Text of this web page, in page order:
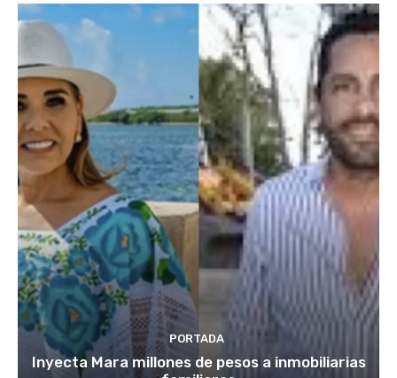
PORTADA
Inyecta Mara millones de pesos a inmobiliarias